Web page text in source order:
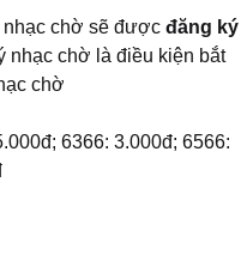
nhạc chờ sẽ được đăng ký
nhạc chờ là điều kiện bắt
chờ
6366: 3.000đ; 6566: